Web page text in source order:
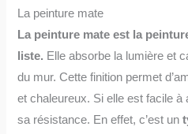
La peinture mate
La peinture mate est la
liste. Elle absorbe la lumière et
du mur. Cette finition permet
et chaleureux. Si elle est facile à
sa résistance. En effet, c’est un